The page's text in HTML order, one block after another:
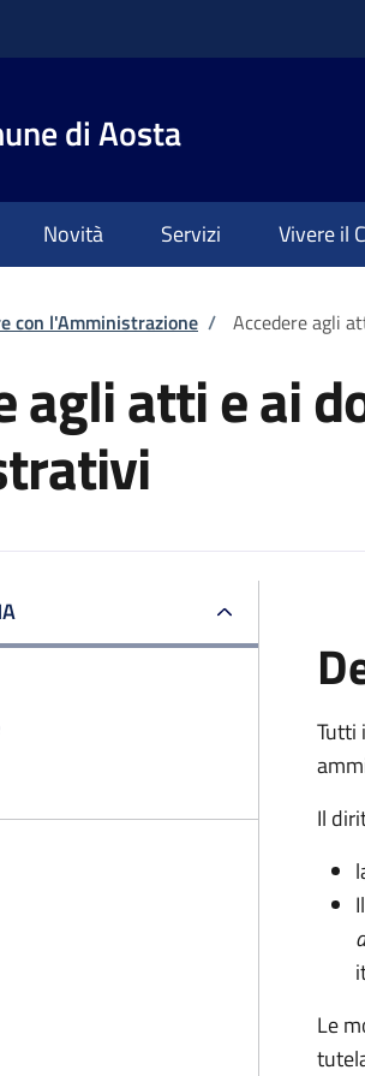
di Aosta
Novità Servizi Vivere il
pane
con l'Amministrazione / Accedere agli
agli atti e ai
Tutti
Il
Il
Le